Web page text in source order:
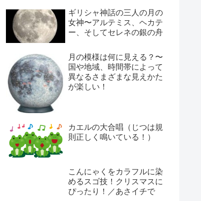
ギリシャ神話の三人の月の
女神〜アルテミス、ヘカテ
ー、そしてセレネの銀の舟
月の模様は何に見える？〜
国や地域、時間帯によって
異なるさまざまな見えかた
が楽しい！
カエルの大合唱（じつは規
則正しく鳴いている！）
こんにゃくをカラフルに染
めるスゴ技！クリスマスに
ぴったり！／あさイチで